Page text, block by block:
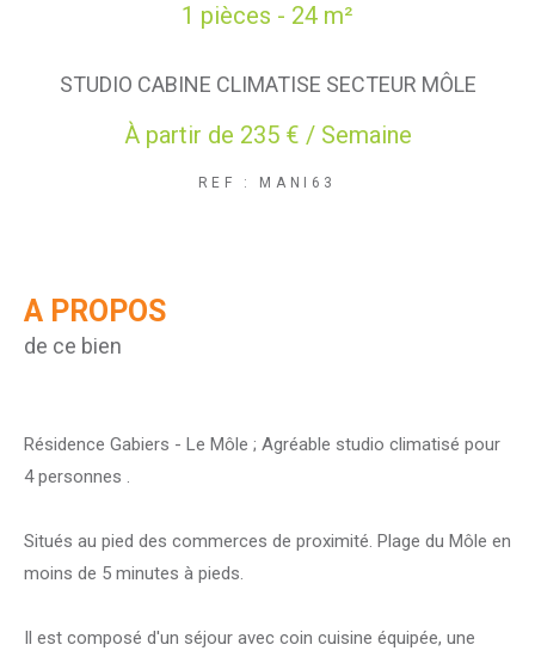
1 pièces - 24 m²
STUDIO CABINE CLIMATISE SECTEUR MÔLE
À partir de 235 € / Semaine
REF : MANI63
A PROPOS
de ce bien
Résidence Gabiers - Le Môle ; Agréable studio climatisé pour
4 personnes .
Situés au pied des commerces de proximité. Plage du Môle en
moins de 5 minutes à pieds.
Il est composé d'un séjour avec coin cuisine équipée, une